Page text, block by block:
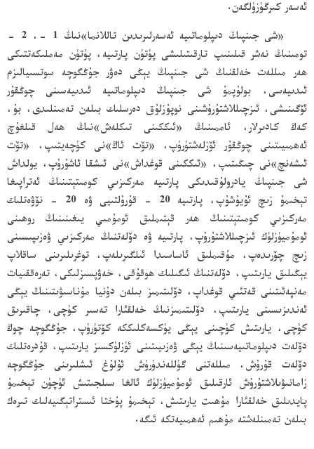
ئەسەر كىرگۈزۈلگەن.
«شى جىنپىڭ دىپلوماتىيە ئەسەرلىرىدىن تاللانما»نىڭ 1 -، 2 -
تومىنىڭ نەشر قىلىنىپ تارقىتىلىشى پۈتۈن پارتىيە، پۈتۈن مەملىكەتتىكى
ھەر مىللەت خەلقنىڭ شى جىنپىڭ يېڭى دەۋر جۇڭگوچە سوتسىيالىزم
ئىدىيەسى، بولۇپمۇ شى جىنپىڭ دىپلوماتىيە ئىدىيەسىنى چوڭقۇر
ئۆگىنىشى، ئىزچىللاشتۇرۇشىنى نوپۇزلۇق دەرسلىك بىلەن تەمىنلىدى، بۇ،
كەڭ كادىرلار، ئاممىنىڭ «ئىككىنى تىكلەش»نىڭ ھەل قىلغۇچ
ئەھمىيىتىنى چوڭقۇر ئۆزلەشتۈرۈپ، «تۆت ئاڭ»نى كۈچەيتىپ، «تۆت
ئىشەنچ»نى چىڭىتىپ، «ئىككىنى قوغداش»نى ئىشقا ئاشۇرۇپ، يولداش
شى جىنپىڭ يادرولۇقىدىكى پارتىيە مەركىزىي كومىتېتىنىڭ ئەتراپىغا
تېخىمۇ زىچ ئۇيۇشۇپ، پارتىيە 20 - قۇرۇلتىيى ۋە 20 - نۆۋەتلىك
مەركىزىي كومىتېتىنىڭ ھەر قېتىملىق ئومۇمىي يىغىنىنىڭ روھىنى
ئومۇميۈزلۈك ئىزچىللاشتۇرۇپ، پارتىيە ۋە دۆلەتنىڭ مەركىزىي ۋەزىپىسىنى
زىچ چۆرىدەپ، مۇقىملىق ئاساسىدا ئىلگىرىلەپ، توغرىلىرىنى ساقلاپ
يېڭىلىق يارىتىپ، دۆلەتنىڭ ئىگىلىك ھوقۇقى، خەۋپسىزلىكى، تەرەققىيات
مەنپەئىتىنى قەتئىي قوغداپ، دۆلىتىمىز بىلەن دۇنيا مۇناسىۋىتىنىڭ يېڭى
ئەندىزىسىنى يارىتىپ، دۆلىتىمىزنىڭ خەلقئارا تەسىر كۈچى، چاقىرىق
كۈچى، يارىتىش كۈچىنى يېڭى يۈكسەكلىككە كۆتۈرۈپ، جۇڭگوچە چوڭ
دۆلەت دىپلوماتىيەسىنىڭ يېڭى ۋەزىيىتىنى ئۈزلۈكسىز يارىتىپ، قۇدرەتلىك
دۆلەت قۇرۇش، مىللەتنى گۈللەندۈرۈش ئۇلۇغ ئىشلىرىنى جۇڭگوچە
زامانىۋىلاشتۇرۇش ئارقىلىق ئومۇميۈزلۈك ئالغا سىلجىتىش ئۈچۈن تېخىمۇ
پايدىلىق خەلقئارا مۇھىت يارىتىش، تېخىمۇ پۇختا ئىستراتېگىيەلىك تىرەك
بىلەن تەمىنلەشتە مۇھىم ئەھمىيەتكە ئىگە.